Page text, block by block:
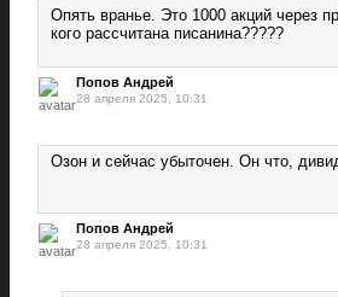
Опять вранье. Это 1000 акций через
кого рассчитана писанина?????
Попов Андрей
28 апреля 2025, 10:31
Озон и сейчас убыточен. Он что,
Попов Андрей
28 апреля 2025, 10:31